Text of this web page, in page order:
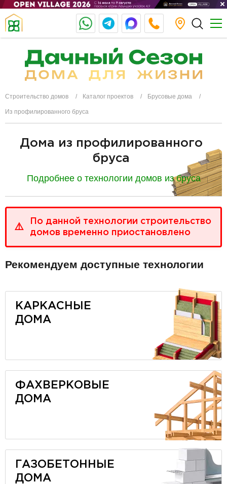
Строительство домов Каталог проектов Брусовые дома
Из профилированного бруса
Дома из профилированного
бруса
Подробнее о технологии домов из бруса
По данной технологии строительство
домов временно приостановлено
Рекомендуем доступные технологии
КАРКАСНЫЕ
ДОМА
ФАХВЕРКОВЫЕ
ДОМА
ГАЗОБЕТОННЫЕ
ДОМА